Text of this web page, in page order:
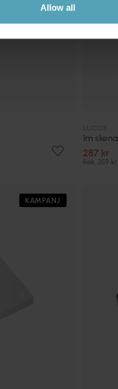
Allow all
1m skena
287 kr
Rek. 359 kr
KAMPANJ